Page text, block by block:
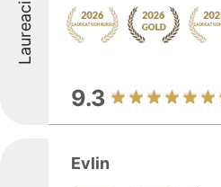
Laureaci
9.3
Evlin